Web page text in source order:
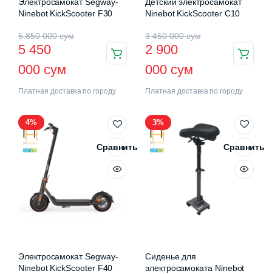
Ninebot KickScooter F30
5 850 000сум
Первоначальная
цена
составляла
5
850
000 сум.
5 450
000 сум
Текущая
цена:
5
450
000 сум.
Платная доставка по городу
Ninebot KickScooter C10
3 450 000сум
Первоначальная
цена
составляла
3
450
000 сум.
2 900
000 сум
Текущая
цена:
2
900
000 сум.
Платная доставка по городу
4%
Сравнить
Электросамокат Segway-
Ninebot KickScooter F40
3%
Сравнить
Сиденье для
электросамоката Ninebot